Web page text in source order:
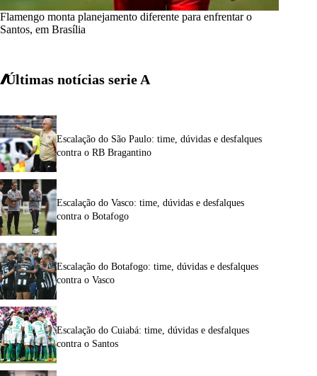
Flamengo monta planejamento diferente para enfrentar o
Santos, em Brasília
Últimas notícias serie A
Escalação do São Paulo: time, dúvidas e desfalques
contra o RB Bragantino
Escalação do Vasco: time, dúvidas e desfalques
contra o Botafogo
Escalação do Botafogo: time, dúvidas e desfalques
contra o Vasco
Escalação do Cuiabá: time, dúvidas e desfalques
contra o Santos